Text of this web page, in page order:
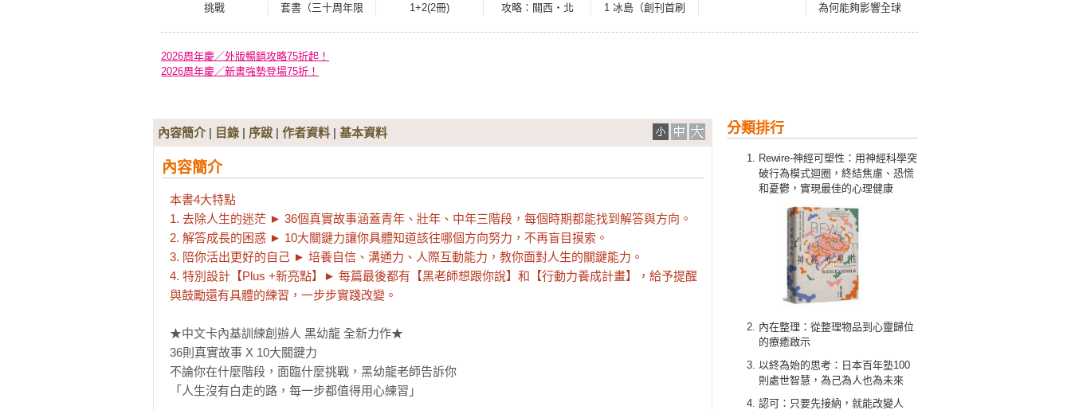
挑戰
套書（三十周年限
1+2(2冊)
攻略：關西‧北
1 冰島（創刊首刷
為何能夠影響全球
2026周年慶／外版暢銷攻略75折起！
2026周年慶／新書強勢登場75折！
分類排行
Rewire-神經可塑性：用神經科學突
破行為模式迴圈，終結焦慮、恐慌
和憂鬱，實現最佳的心理健康
內在整理：從整理物品到心靈歸位
的療癒啟示
以終為始的思考：日本百年塾100
則處世智慧，為己為人也為未來
認可：只要先接納，就能改變人
內容簡介| 目錄 | 序跋 | 作者資料 | 基本資料
內容簡介
本書4大特點
1. 去除人生的迷茫 ► 36個真實故事涵蓋青年、壯年、中年三階段，每個時期都能找到解答與方向。
2. 解答成長的困惑 ► 10大關鍵力讓你具體知道該往哪個方向努力，不再盲目摸索。
3. 陪你活出更好的自己 ► 培養自信、溝通力、人際互動能力，教你面對人生的關鍵能力。
4. 特別設計【Plus +新亮點】► 每篇最後都有【黑老師想跟你說】和【行動力養成計畫】，給予提醒
與鼓勵還有具體的練習，一步步實踐改變。
★中文卡內基訓練創辦人 黑幼龍 全新力作★
36則真實故事 X 10大關鍵力
不論你在什麼階段，面臨什麼挑戰，黑幼龍老師告訴你
「人生沒有白走的路，每一步都值得用心練習」